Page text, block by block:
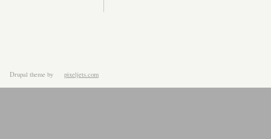
Drupal theme by pixeljets.com